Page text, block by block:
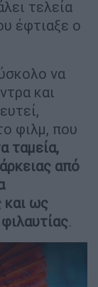
τελεία
έφτιαξε ο
να
και
φιλμ, που
ταμεία,
από
και ως
.